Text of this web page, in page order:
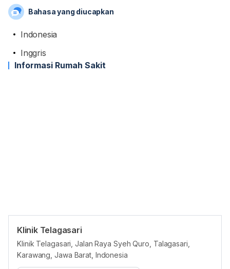
Bahasa yang diucapkan
Indonesia
Inggris
Informasi Rumah Sakit
Klinik Telagasari
Klinik Telagasari, Jalan Raya Syeh Quro, Talagasari,
Karawang, Jawa Barat, Indonesia
Jam reguler
Senin